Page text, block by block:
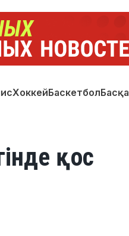
ХоккейБаскетболБасқа
қос